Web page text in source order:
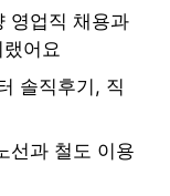
영업직 채용과
어요
솔직후기, 직
선과 철도 이용